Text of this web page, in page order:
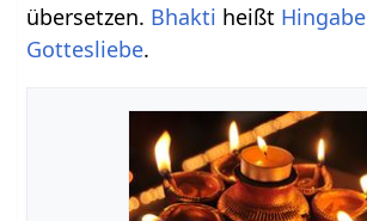
übersetzen. Bhakti heißt Hingabe
Gottesliebe.